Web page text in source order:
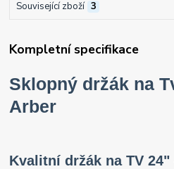
Související zboží 3
Kompletní specifikace
Sklopný držák na
Arber
Kvalitní držák na TV